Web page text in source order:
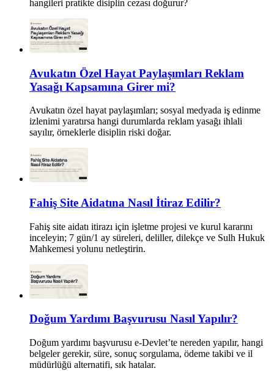
hangileri pratikte disiplin cezası doğurur?
Avukatın Özel Hayat Paylaşımları Reklam
Yasağı Kapsamına Girer mi?
Avukatın özel hayat paylaşımları; sosyal medyada iş edinme
izlenimi yaratırsa hangi durumlarda reklam yasağı ihlali
sayılır, örneklerle disiplin riski doğar.
Fahiş Site Aidatına Nasıl İtiraz Edilir?
Fahiş site aidatı itirazı için işletme projesi ve kurul kararını
inceleyin; 7 gün/1 ay süreleri, deliller, dilekçe ve Sulh Hukuk
Mahkemesi yolunu netleştirin.
Doğum Yardımı Başvurusu Nasıl Yapılır?
Doğum yardımı başvurusu e-Devlet’te nereden yapılır, hangi
belgeler gerekir, süre, sonuç sorgulama, ödeme takibi ve il
müdürlüğü alternatifi, sık hatalar.